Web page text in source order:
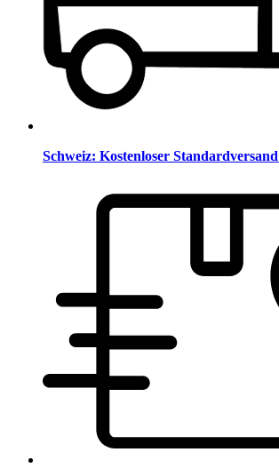
Schweiz: Kostenloser Standardversand